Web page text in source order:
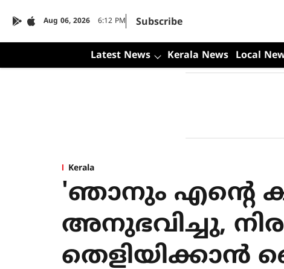
Aug 06, 2026 6:12 PM Subscribe
Latest News Kerala News Local
Kerala
'ഞാനും എന്റെ
അനുഭവിച്ചു,
തെളിയിക്കാൻ